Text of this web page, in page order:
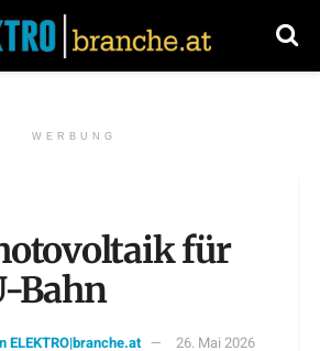
WERBUNG
für
Bahn
ELEKTRO|branche.at 26. Mai 2026